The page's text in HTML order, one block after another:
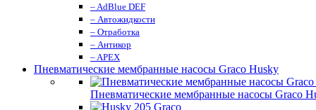
– AdBlue DEF
– Автожидкости
– Отработка
– Антикор
– APEX
Пневматические мембранные насосы Graco Husky
Пневматические мембранные насосы Graco